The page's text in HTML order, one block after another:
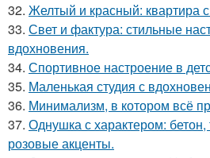
32. Желтый и красный: квартира
33. Свет и фактура: стильные
вдохновения.
34. Спортивное настроение в
35. Маленькая студия с
36. Минимализм, в котором всё
37. Однушка с характером:
розовые акценты.